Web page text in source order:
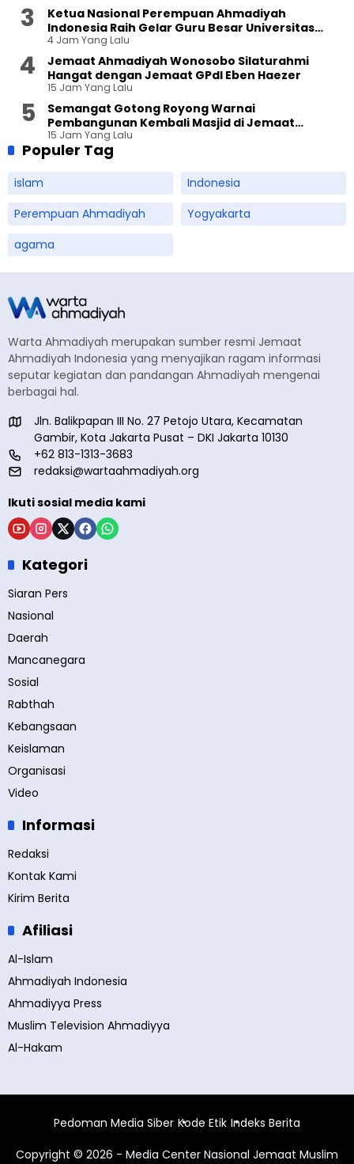
Ketua Nasional Perempuan Ahmadiyah
Indonesia Raih Gelar Guru Besar Universitas
Terbuka
4 Jam Yang Lalu
Jemaat Ahmadiyah Wonosobo Silaturahmi
Hangat dengan Jemaat GPdI Eben Haezer
15 Jam Yang Lalu
Semangat Gotong Royong Warnai
Pembangunan Kembali Masjid di Jemaat
Ahmadiyah Sukapura
15 Jam Yang Lalu
Populer Tag
islam
Indonesia
Perempuan Ahmadiyah
Yogyakarta
agama
Warta Ahmadiyah merupakan sumber resmi Jemaat
Ahmadiyah Indonesia yang menyajikan ragam informasi
seputar kegiatan dan pandangan Ahmadiyah mengenai
berbagai hal.
Jln. Balikpapan III No. 27 Petojo Utara, Kecamatan
Gambir, Kota Jakarta Pusat – DKI Jakarta 10130
+62 813-1313-3683
redaksi@wartaahmadiyah.org
Ikuti sosial media kami
Kategori
Siaran Pers
Nasional
Daerah
Mancanegara
Sosial
Rabthah
Kebangsaan
Keislaman
Organisasi
Video
Informasi
Redaksi
Kontak Kami
Kirim Berita
Afiliasi
Al-Islam
Ahmadiyah Indonesia
Ahmadiyya Press
Muslim Television Ahmadiyya
Al-Hakam
Pedoman Media Siber Kode Etik Indeks Berita
Copyright © 2026 - Media Center Nasional Jemaat Muslim